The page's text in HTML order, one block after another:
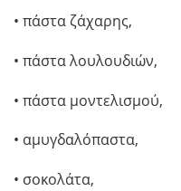
• πάστα ζάχαρης,
• πάστα λουλουδιών,
• πάστα μοντελισμού,
• αμυγδαλόπαστα,
• σοκολάτα,